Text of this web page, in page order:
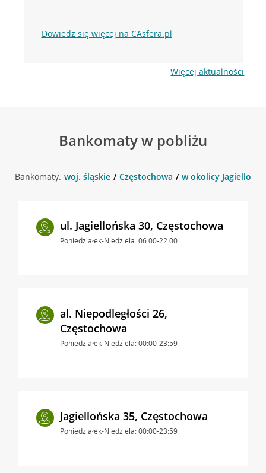
Dowiedz się więcej na CAsfera.pl
Więcej aktualności
Bankomaty w pobliżu
Bankomaty: woj. śląskie Częstochowa w okolicy
ul. Jagiellońska 30, Częstochowa
Poniedziałek-Niedziela: 06:00-22:00
al. Niepodległości 26,
Częstochowa
Poniedziałek-Niedziela: 00:00-23:59
Jagiellońska 35, Częstochowa
Poniedziałek-Niedziela: 00:00-23:59